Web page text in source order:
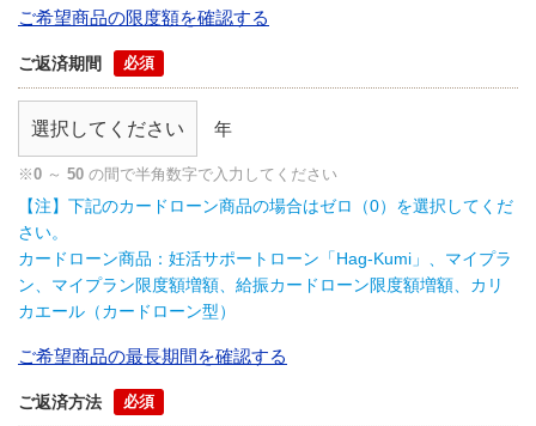
ご希望商品の限度額を確認する
ご返済期間
年
※0 ～ 50 の間で半角数字で入力してください
【注】下記のカードローン商品の場合はゼロ（0）を選択してくだ
さい。
カードローン商品：妊活サポートローン「Hag-Kumi」、マイプラ
ン、マイプラン限度額増額、給振カードローン限度額増額、カリ
カエール（カードローン型）
ご希望商品の最長期間を確認する
ご返済方法